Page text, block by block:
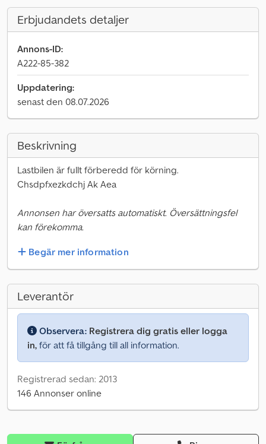
Erbjudandets detaljer
Annons-ID:
A222-85-382
Uppdatering:
senast den 08.07.2026
Beskrivning
Lastbilen är fullt förberedd för körning.
Chsdpfxezkdchj Ak Aea
Annonsen har översatts automatiskt. Översättningsfel
kan förekomma.
Begär mer information
Leverantör
Observera: Registrera dig gratis eller logga
in, för att få tillgång till all information.
Registrerad sedan: 2013
146 Annonser online